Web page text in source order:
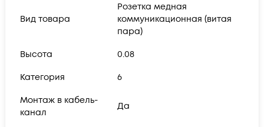
Вид товара
Розетка медная
коммуникационная (витая
пара)
Высота 0.08
Категория 6
Монтаж в кабель-
канал
Да